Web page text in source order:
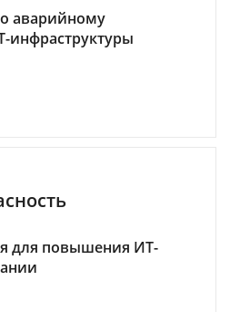
аварийному
инфраструктуры
для повышения ИТ-